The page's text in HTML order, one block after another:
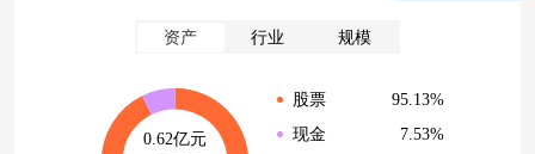
资产 行业 规模
0.62亿元
股票
95.13%
现金
7.53%